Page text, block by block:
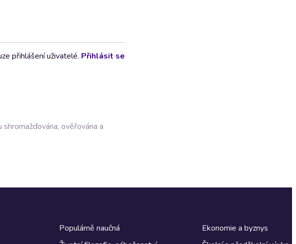
přihlášení uživatelé. Přihlásit se
ověřována a
Populárně naučná
Ekonomie a byznys